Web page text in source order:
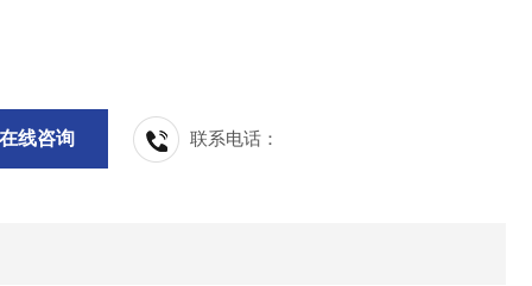
线咨询 联系电话：